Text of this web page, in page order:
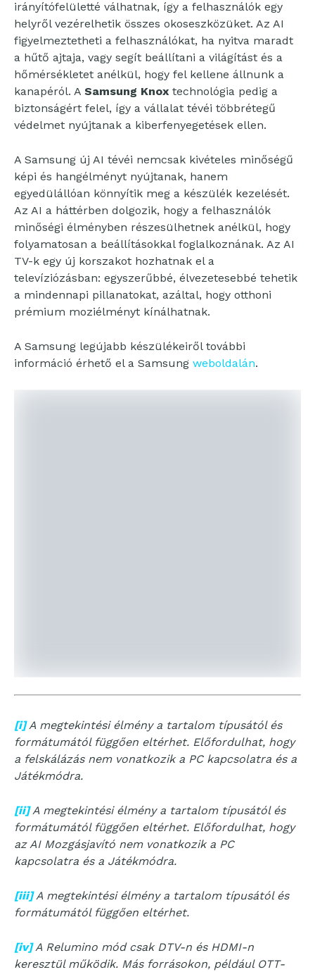
irányítófelületté válhatnak, így a felhasználók egy
helyről vezérelhetik összes okoseszközüket. Az AI
figyelmeztetheti a felhasználókat, ha nyitva maradt
a hűtő ajtaja, vagy segít beállítani a világítást és a
hőmérsékletet anélkül, hogy fel kellene állnunk a
kanapéról. A Samsung Knox technológia pedig a
biztonságért felel, így a vállalat tévéi többrétegű
védelmet nyújtanak a kiberfenyegetések ellen.
A Samsung új AI tévéi nemcsak kivételes minőségű
képi és hangélményt nyújtanak, hanem
egyedülállóan könnyítik meg a készülék kezelését.
Az AI a háttérben dolgozik, hogy a felhasználók
minőségi élményben részesülhetnek anélkül, hogy
folyamatosan a beállításokkal foglalkoznának. Az AI
TV-k egy új korszakot hozhatnak el a
televíziózásban: egyszerűbbé, élvezetesebbé tehetik
a mindennapi pillanatokat, azáltal, hogy otthoni
prémium moziélményt kínálhatnak.
A Samsung legújabb készülékeiről további
információ érhető el a Samsung weboldalán.
[i]A megtekintési élmény a tartalom típusától és
formátumától függően eltérhet. Előfordulhat, hogy
a felskálázás nem vonatkozik a PC kapcsolatra és a
Játékmódra.
[ii]A megtekintési élmény a tartalom típusától és
formátumától függően eltérhet. Előfordulhat, hogy
az AI Mozgásjavító nem vonatkozik a PC
kapcsolatra és a Játékmódra.
[iii]A megtekintési élmény a tartalom típusától és
formátumától függően eltérhet.
[iv]A Relumino mód csak DTV-n és HDMI-n
keresztül működik. Más forrásokon, például OTT-